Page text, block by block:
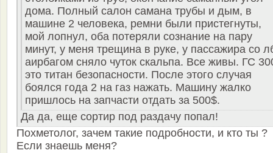
дома. Полный салон самана трубы и дым, в
машине 2 человека, ремни были пристегнуты,
мой лопнул, оба потеряли сознание на пару
минут, у меня трещина в руке, у пассажира со
аирбагом сняло чуток скальпа. Все живы. ГС
это титан безопасности. После этого случая
боялся года 2 на газ нажать. Машину жалко
пришлось на запчасти отдать за 500$.
Да да, еще сортир под раздачу попал!
Похметолог, зачем такие подробности, и кто ты ?
Если знаешь меня?